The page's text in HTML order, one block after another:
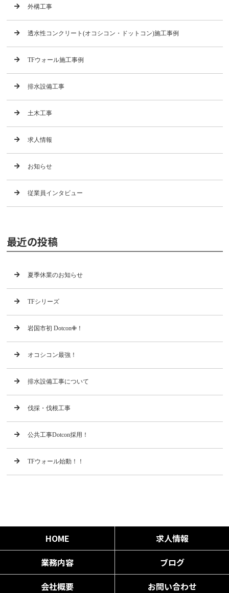
外構工事
透水性コンクリート(オコシコン・ドットコン)施工事例
TFウォール施工事例
排水設備工事
土木工事
求人情報
お知らせ
従業員インタビュー
最近の投稿
夏季休業のお知らせ
TFシリーズ
岩国市初 Dotcon✙！
オコシコン最強！
排水設備工事について
伐採・伐根工事
公共工事Dotcon採用！
TFウォール始動！！
HOME
求人情報
業務内容
ブログ
会社概要
お問い合わせ